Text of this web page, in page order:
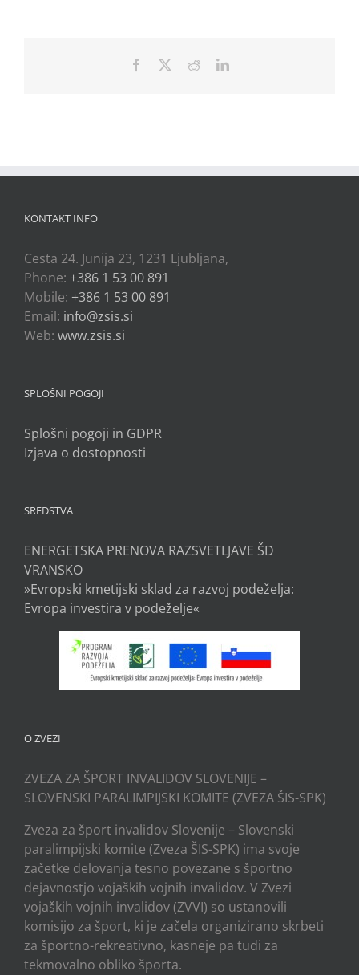
Facebook RedditLinkedIn
KONTAKT INFO
Cesta 24. Junija 23, 1231 Ljubljana,
Phone: +386 1 53 00 891
Mobile: +386 1 53 00 891
Email: info@zsis.si
Web: www.zsis.si
SPLOŠNI POGOJI
Splošni pogoji in GDPR
Izjava o dostopnosti
SREDSTVA
ENERGETSKA PRENOVA RAZSVETLJAVE ŠD
VRANSKO
»Evropski kmetijski sklad za razvoj podeželja:
Evropa investira v podeželje«
O ZVEZI
ZVEZA ZA ŠPORT INVALIDOV SLOVENIJE –
SLOVENSKI PARALIMPIJSKI KOMITE (ZVEZA ŠIS-SPK)
Zveza za šport invalidov Slovenije – Slovenski
paralimpijski komite (Zveza ŠIS-SPK) ima svoje
začetke delovanja tesno povezane s športno
dejavnostjo vojaških vojnih invalidov. V Zvezi
vojaških vojnih invalidov (ZVVI) so ustanovili
komisijo za šport, ki je začela organizirano skrbeti
za športno-rekreativno, kasneje pa tudi za
tekmovalno obliko športa.